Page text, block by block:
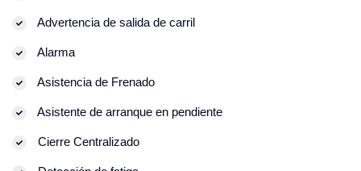
Advertencia de salida de carril
Alarma
Asistencia de Frenado
Asistente de arranque en pendiente
Cierre Centralizado